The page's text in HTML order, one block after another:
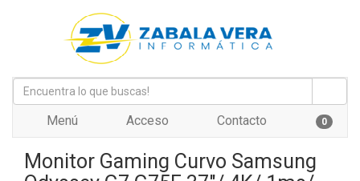
Menú Acceso Contacto 0
Monitor Gaming Curvo Samsung